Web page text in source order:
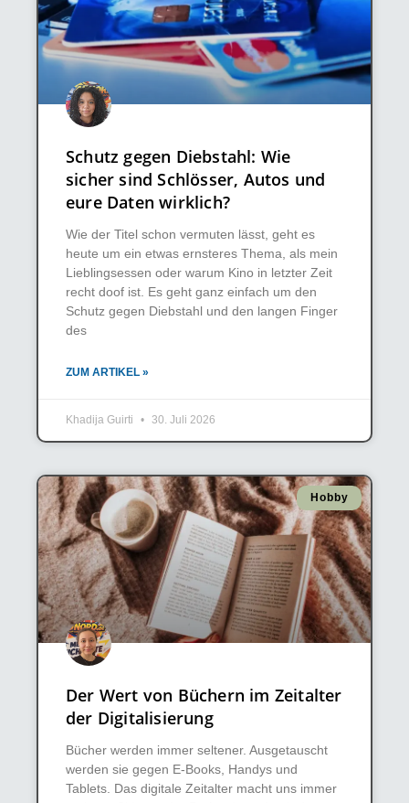
Schutz gegen Diebstahl: Wie
sicher sind Schlösser, Autos und
eure Daten wirklich?
Wie der Titel schon vermuten lässt, geht es
heute um ein etwas ernsteres Thema, als mein
Lieblingsessen oder warum Kino in letzter Zeit
recht doof ist. Es geht ganz einfach um den
Schutz gegen Diebstahl und den langen Finger
des
ZUM ARTIKEL »
Khadija Guirti 30. Juli 2026
Hobby
Der Wert von Büchern im Zeitalter
der Digitalisierung
Bücher werden immer seltener. Ausgetauscht
werden sie gegen E-Books, Handys und
Tablets. Das digitale Zeitalter macht uns immer